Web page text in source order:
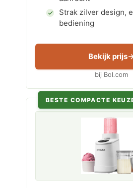
Strak zilver design,
bediening
Bekijk prijs
bij Bol.com
BESTE COMPACTE